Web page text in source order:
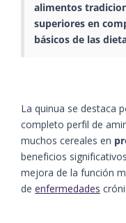
alimentos
superiores en
básicos de las
La quinua se destaca
completo perfil de
muchos cereales en
beneficios
mejora de la función
de enfermedades